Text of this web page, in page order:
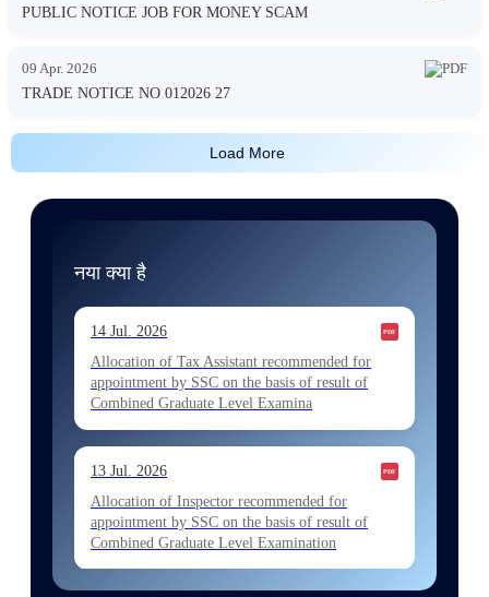
PUBLIC NOTICE JOB FOR MONEY SCAM
09 Apr. 2026
TRADE NOTICE NO 012026 27
Load More
नया क्या है
14 Jul. 2026
Allocation of Tax Assistant recommended for
appointment by SSC on the basis of result of
Combined Graduate Level Examina
13 Jul. 2026
Allocation of Inspector recommended for
appointment by SSC on the basis of result of
Combined Graduate Level Examination